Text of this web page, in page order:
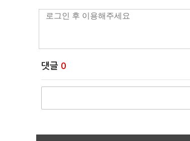
댓글 0